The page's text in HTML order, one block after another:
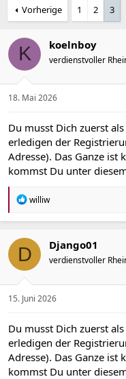
Vorherige 1 2 3
K koelnboy
verdienstvoller
18. Mai 2026
Du musst Dich zuerst
erledigen der
Adresse). Das Ganze ist
kommst Du unter
R
a
t
i
e
n
williw
D Django01
verdienstvoller
15. Juni 2026
Du musst Dich zuerst
erledigen der
Adresse). Das Ganze ist
kommst Du unter